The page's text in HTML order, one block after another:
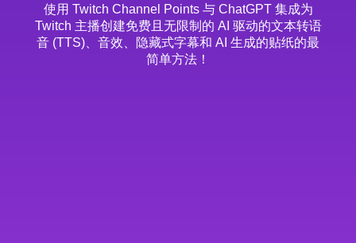
使用 Twitch Channel Points 与 ChatGPT 集成为
Twitch 主播创建免费且无限制的 AI 驱动的文本转语
音 (TTS)、音效、隐藏式字幕和 AI 生成的贴纸的最
简单方法！